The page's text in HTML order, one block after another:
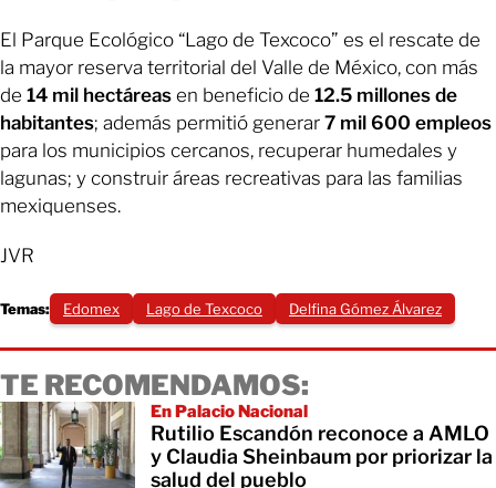
El Parque Ecológico “Lago de Texcoco” es el rescate de
la mayor reserva territorial del Valle de México, con más
de 14 mil hectáreas en beneficio de 12.5 millones de
habitantes; además permitió generar 7 mil 600 empleos
para los municipios cercanos, recuperar humedales y
lagunas; y construir áreas recreativas para las familias
mexiquenses.
JVR
Temas: Edomex Lago de Texcoco Delfina Gómez Álvarez
TE RECOMENDAMOS:
En Palacio Nacional
Rutilio Escandón reconoce a AMLO
y Claudia Sheinbaum por priorizar la
salud del pueblo